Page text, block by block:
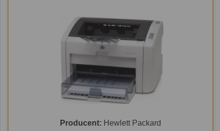
Producent: Hewlett Packard